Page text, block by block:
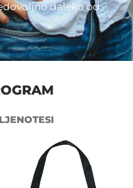
daleko od
NOTESI